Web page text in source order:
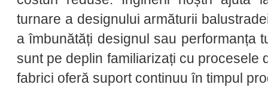
turnare a designului armăturii
a îmbunătăți designul sau performanța
sunt pe deplin familiarizați cu procesele
fabrici oferă suport continuu în timpul